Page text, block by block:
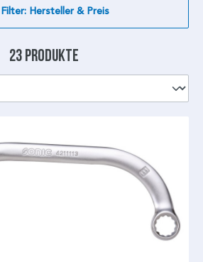
Filter: Hersteller & Preis
23 Produkte